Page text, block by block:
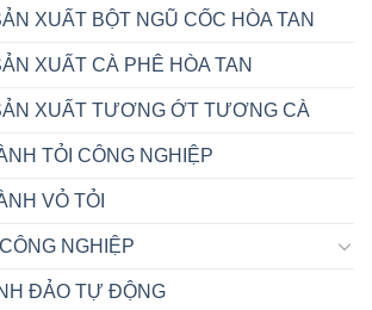
XUẤT BỘT NGŨ CỐC HÒA TAN
XUẤT CÀ PHÊ HÒA TAN
XUẤT TƯƠNG ỚT TƯƠNG CÀ
TỎI CÔNG NGHIỆP
VỎ TỎI
NGHIỆP
ĐẢO TỰ ĐỘNG